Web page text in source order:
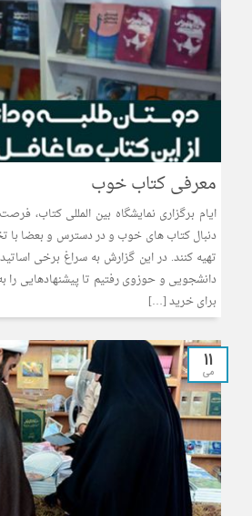
معرفی کتاب خوب
ایام برگزاری نمایشگاه بین المللی کتاب،
دنبال کتاب های خوب و در دسترس و بعضا با
تهیه کنند. در این گزارش به سراغ برخی
دانشجویی و حوزوی رفتیم تا پیشنهادهایی را
برای خرید […]
11
می